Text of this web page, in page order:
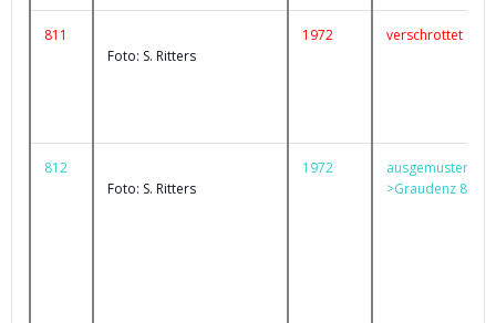
811
Foto: S. Ritters
1972 verschrottet
812
Foto: S. Ritters
1972
ausgemustert
>Graudenz 88